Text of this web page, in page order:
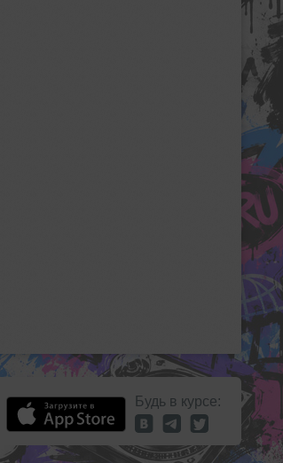
Будь в курсе: